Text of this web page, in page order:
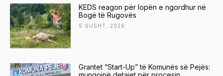
KEDS reagon për lopën e ngordhur në
Bogë të Rugovës
5 GUSHT, 2026
Grantet “Start-Up” të Komunës së Pejës: